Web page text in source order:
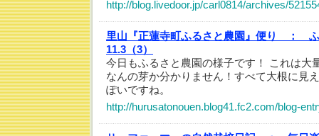
http://blog.livedoor.jp/carl0814/archives/
里山『正蓮寺町ふるさと農園』便り ：
11.3（3）
今日もふるさと農園の様子です！ これは大
なんの芽か分かりません！すべて大根に見
ぽいですね。
http://hurusatonouen.blog41.fc2.com/blog-